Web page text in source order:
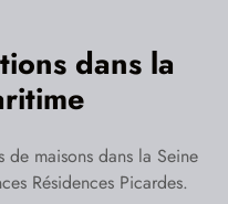
dans la
de maisons dans la Seine
Résidences Picardes.